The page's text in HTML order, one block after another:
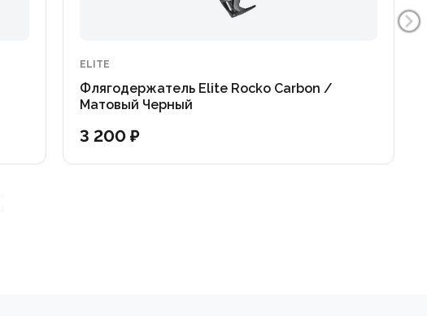
ELITE
Флягодержатель Elite Rocko Carbon /
Матовый Черный
3 200 ₽